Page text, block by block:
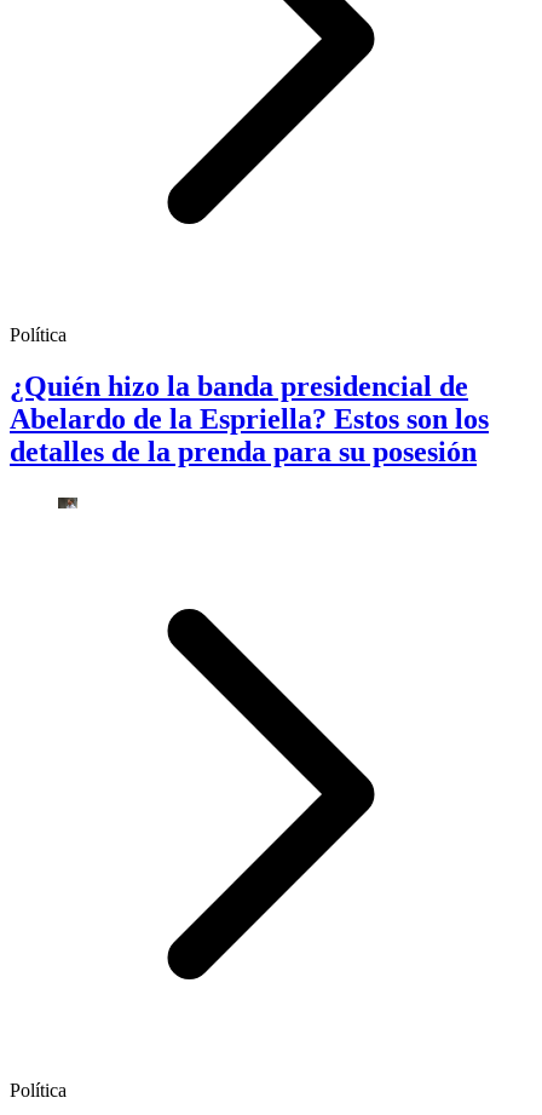
Política
¿Quién hizo la banda presidencial de
Abelardo de la Espriella? Estos son los
detalles de la prenda para su posesión
Política